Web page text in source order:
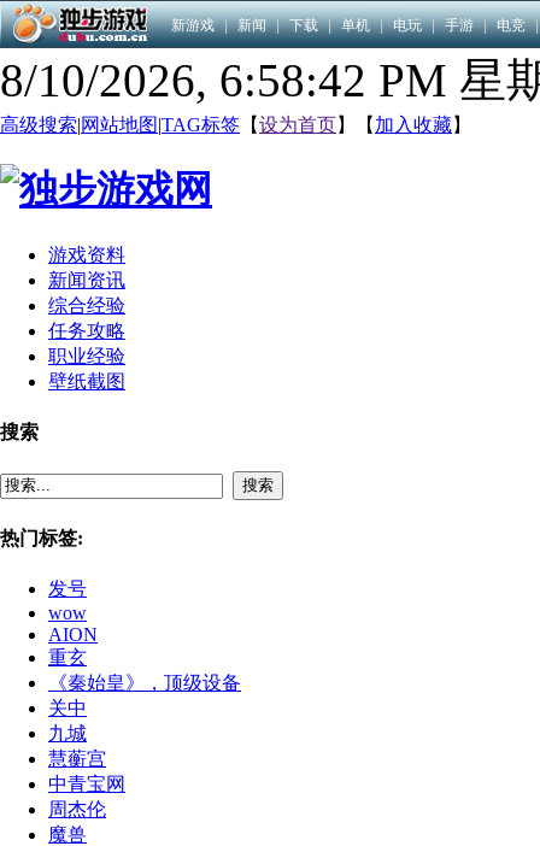
新游戏 | 新闻 | 下载 | 单机 | 电玩 | 手游 | 电竞 |
8/10/2026, 6:58:42 PM 星
高级搜索|网站地图|TAG标签 【设为首页】【 加入收藏】
游戏资料
新闻资讯
综合经验
任务攻略
职业经验
壁纸截图
搜索
搜索
热门标签:
发号
wow
AION
重玄
《秦始皇》，顶级设备
关中
九城
慧蘅宫
中青宝网
周杰伦
魔兽